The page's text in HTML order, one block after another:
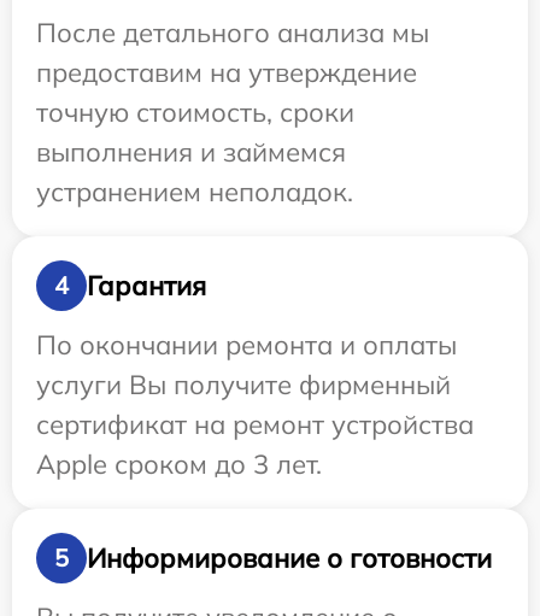
После детального анализа мы
предоставим на утверждение
точную стоимость, сроки
выполнения и займемся
устранением неполадок.
4
Гарантия
По окончании ремонта и оплаты
услуги Вы получите фирменный
сертификат на ремонт устройства
Apple сроком до 3 лет.
5
Информирование о готовности